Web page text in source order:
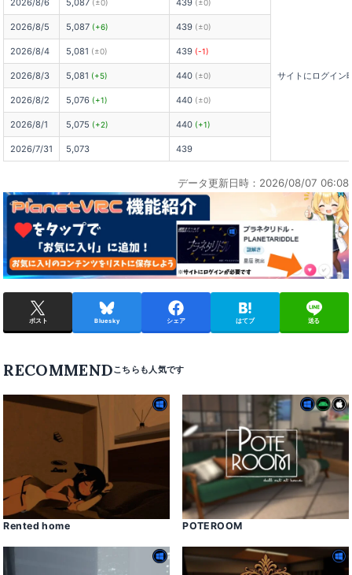
(±0) (±0)
サイトにログイン
2026/8/5 5,087 (+6) 439 (±0)
2026/8/4 5,081 (±0) 439 (-1)
2026/8/3 5,081 (+5) 440 (±0)
2026/8/2 5,076 (+1) 440 (±0)
2026/8/1 5,075 (+2) 440 (+1)
2026/7/31 5,073 439
データ更新日時：2026/08/07 06:08
ポスト Bluesky シェア はてブ 送る
RECOMMEND
Rented home POTEROOM